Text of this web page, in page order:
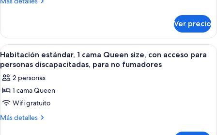
Queen
size,
para
no
fumadores
estándar,
cama
Queen
size,
para
no
Ver precio
Abrir
todas
las
fotos
de
Habitación
estándar,
Habitación de hotel compacta con
25
Habitación estándar, 1 cama Queen size, con acceso para
personas discapacitadas, para no fumadores
2 personas
1 cama Queen
Wifi gratuito
Más detalles
Más